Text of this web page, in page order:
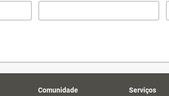
Comunidade Serviços